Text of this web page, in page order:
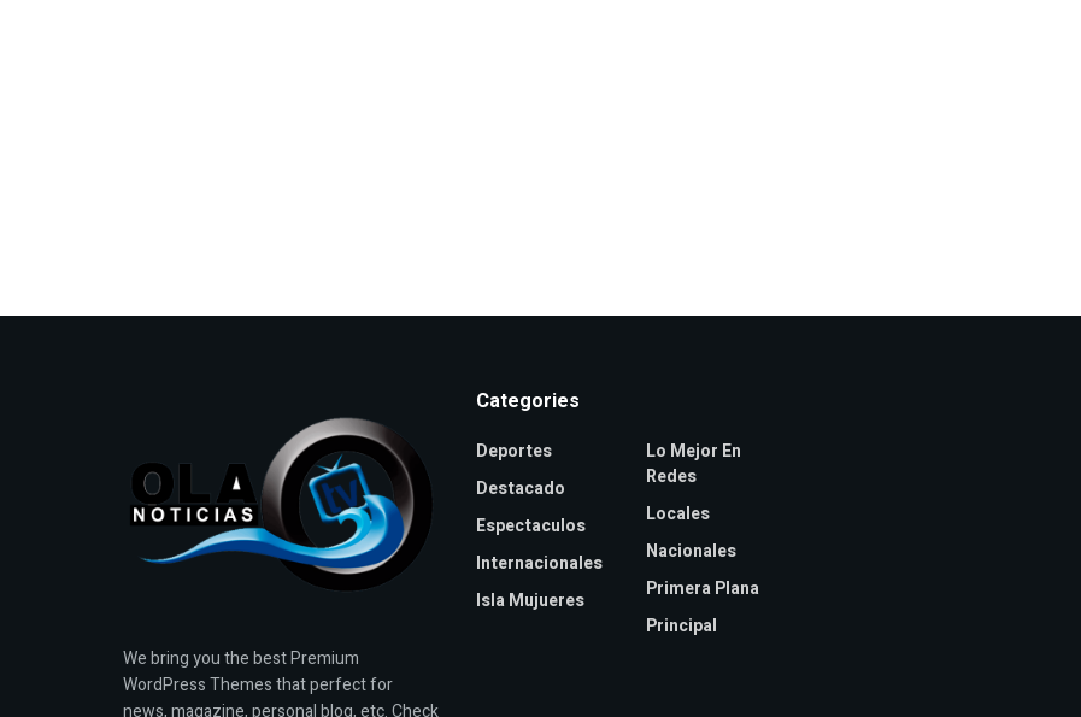
We bring you the best Premium
WordPress Themes that perfect for
Categories
Deportes
Destacado
Espectaculos
Internacionales
Isla Mujueres
Lo Mejor En
Redes
Locales
Nacionales
Primera Plana
Principal